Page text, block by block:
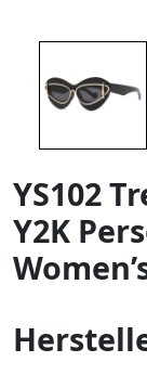
YS102
Y2K